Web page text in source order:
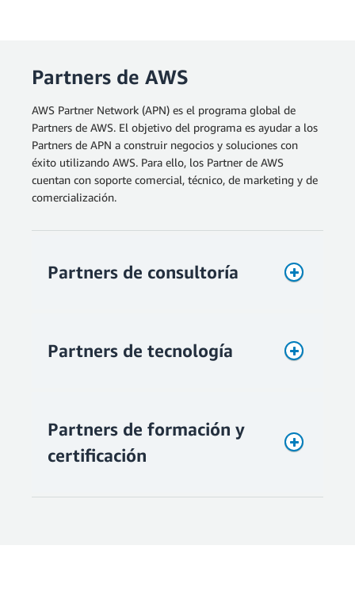
Partners de AWS
AWS Partner Network (APN) es el programa global de
Partners de AWS. El objetivo del programa es ayudar a los
Partners de APN a construir negocios y soluciones con
éxito utilizando AWS. Para ello, los Partner de AWS
cuentan con soporte comercial, técnico, de marketing y de
comercialización.
Partners de consultoría
Partners de tecnología
Partners de formación y
certificación